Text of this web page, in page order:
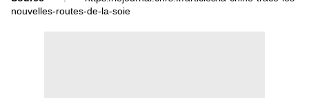
nouvelles-routes-de-la-soie